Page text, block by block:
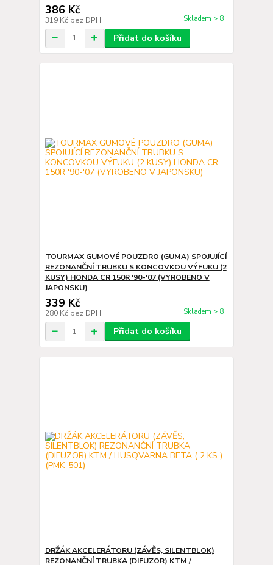
386 Kč
319 Kč bez DPH Skladem > 8
Přidat do košíku
TOURMAX GUMOVÉ POUZDRO (GUMA) SPOJUJÍCÍ
REZONANČNÍ TRUBKU S KONCOVKOU VÝFUKU (2
KUSY) HONDA CR 150R '90-'07 (VYROBENO V
JAPONSKU)
339 Kč
280 Kč bez DPH Skladem > 8
Přidat do košíku
DRŽÁK AKCELERÁTORU (ZÁVĚS, SILENTBLOK)
REZONANČNÍ TRUBKA (DIFUZOR) KTM /